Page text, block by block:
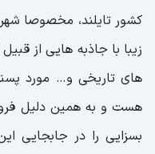
کشور تایلند، مخصوصا
زیبا با جاذبه هایی از
های تاریخی و… مورد
هست و به همین دلیل
بسزایی را در جابجایی